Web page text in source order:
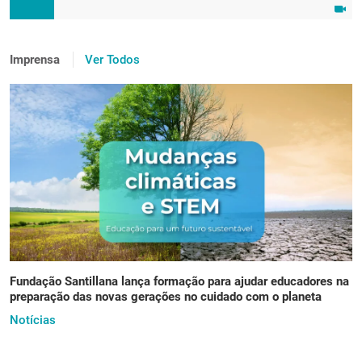
Imprensa Ver Todos
Fundação Santillana lança formação para ajudar educadores na
preparação das novas gerações no cuidado com o planeta
Notícias